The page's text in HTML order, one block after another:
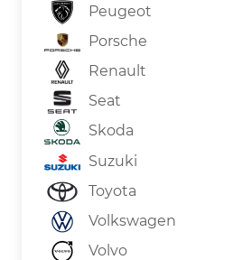
Peugeot
Porsche
Renault
Seat
Skoda
Suzuki
Toyota
Volkswagen
Volvo